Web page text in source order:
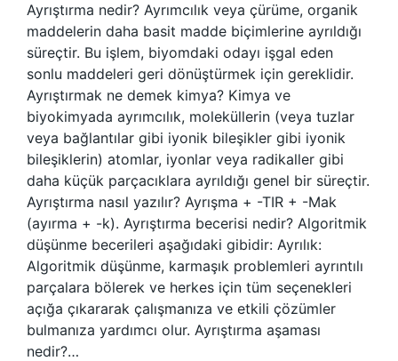
Ayrıştırma nedir? Ayrımcılık veya çürüme, organik
maddelerin daha basit madde biçimlerine ayrıldığı
süreçtir. Bu işlem, biyomdaki odayı işgal eden
sonlu maddeleri geri dönüştürmek için gereklidir.
Ayrıştırmak ne demek kimya? Kimya ve
biyokimyada ayrımcılık, moleküllerin (veya tuzlar
veya bağlantılar gibi iyonik bileşikler gibi iyonik
bileşiklerin) atomlar, iyonlar veya radikaller gibi
daha küçük parçacıklara ayrıldığı genel bir süreçtir.
Ayrıştırma nasıl yazılır? Ayrışma + -TIR + -Mak
(ayırma + -k). Ayrıştırma becerisi nedir? Algoritmik
düşünme becerileri aşağıdaki gibidir: Ayrılık:
Algoritmik düşünme, karmaşık problemleri ayrıntılı
parçalara bölerek ve herkes için tüm seçenekleri
açığa çıkararak çalışmanıza ve etkili çözümler
bulmanıza yardımcı olur. Ayrıştırma aşaması
nedir?…